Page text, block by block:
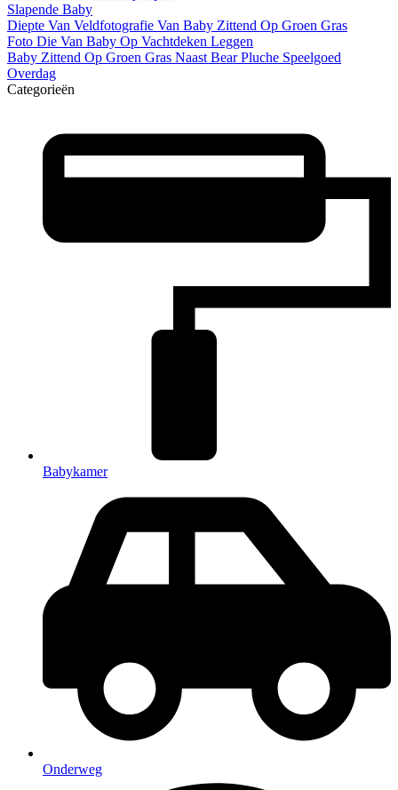
Slapende Baby
Diepte Van Veldfotografie Van Baby Zittend Op Groen Gras
Foto Die Van Baby Op Vachtdeken Leggen
Baby Zittend Op Groen Gras Naast Bear Pluche Speelgoed
Overdag
Categorieën
Babykamer
Onderweg